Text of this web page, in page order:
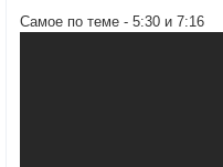
Самое по теме - 5:30 и 7:16